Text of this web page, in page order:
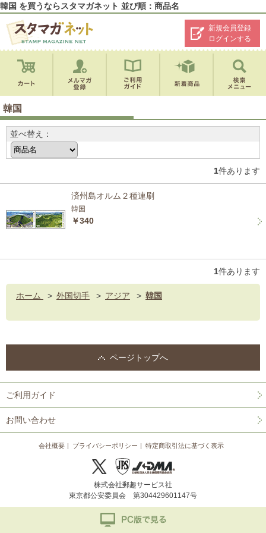
韓国 を買うならスタマガネット 並び順：商品名
新規会員登録
ログインする
韓国
並べ替え：
1件あります
済州島オルム２種連刷
韓国
￥340
1件あります
ホーム > 外国切手 > アジア > 韓国
ページトップへ
ご利用ガイド
お問い合わせ
会社概要 プライバシーポリシー 特定商取引法に基づく表示
株式会社郵趣サービス社
東京都公安委員会 第304429601147号